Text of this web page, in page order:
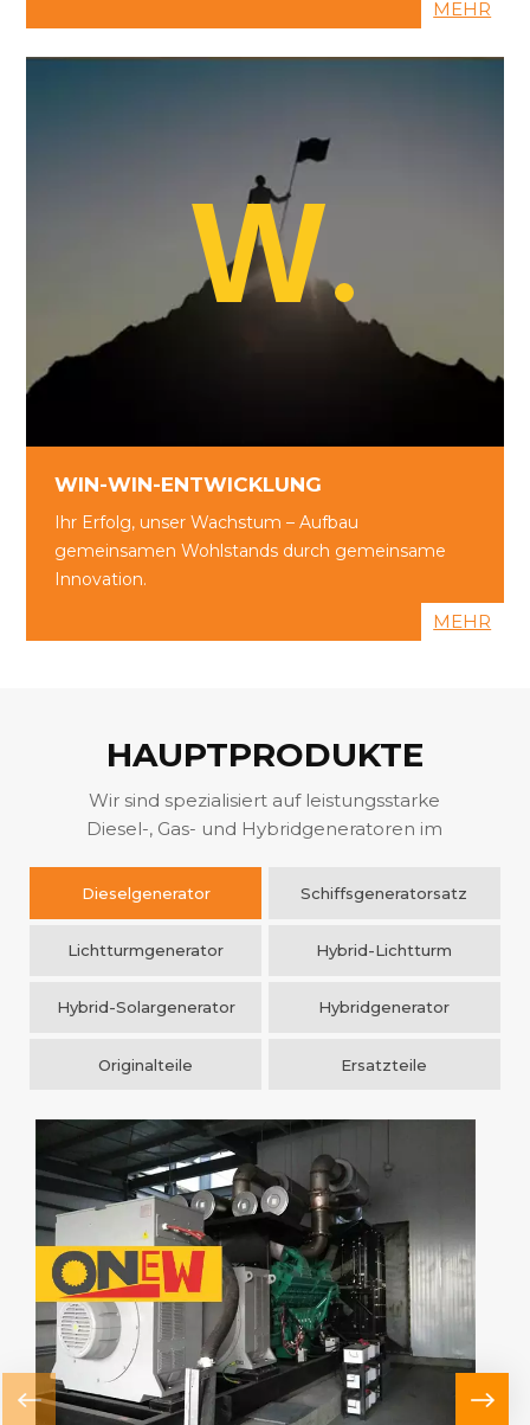
MEHR
W
WIN-WIN-ENTWICKLUNG
Ihr Erfolg, unser Wachstum – Aufbau
gemeinsamen Wohlstands durch gemeinsame
Innovation.
MEHR
W
WIN-WIN-ENTWICKLUNG
gemeinsame Innovation.
HAUPTPRODUKTE
Wir sind spezialisiert auf leistungsstarke
Diesel-, Gas- und Hybridgeneratoren im
für industrielle, gewerbliche und
Notstromlösungen entwickelt wurden.
Dieselgenerator Schiffsgeneratorsatz
Lichtturmgenerator Hybrid-Lichtturm
Hybrid-Solargenerator Hybridgenerator
Originalteile Ersatzteile